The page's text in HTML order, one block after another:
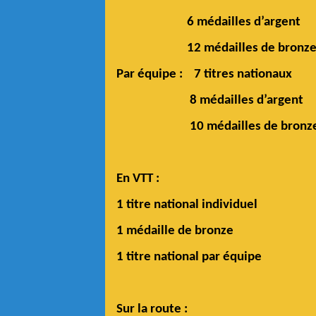
6 médailles d’argent
12 médailles de
Par équipe : 7 titres nationaux
8 médailles d’argent
10 médailles de
En VTT :
1 titre national individuel
1 médaille de bronze
1 titre national par équipe
Sur la route :